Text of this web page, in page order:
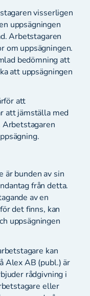
visserligen
uppsägningen
Arbetstagaren
om uppsägningen.
bedömning att
att uppsägningen
att
att jämställa med
Arbetstagaren
är bunden av sin
från detta.
av en
det finns, kan
uppsägningen
kan
Alex AB (publ.) är
rådgivning i
eller